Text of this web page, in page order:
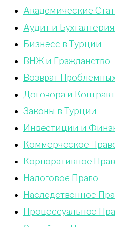
Академические
Аудит и Бухгалтерия
Бизнесс в Турции
ВНЖ и Гражданство
Возврат
Договора и
Законы в Турции
Инвестиции и
Коммерческое
Корпоративное
Налоговое Право
Наследственное
Процессуальное